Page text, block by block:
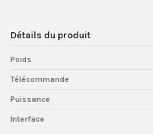
Détails du produit
Poids
Télécommande
Puissance
Interface